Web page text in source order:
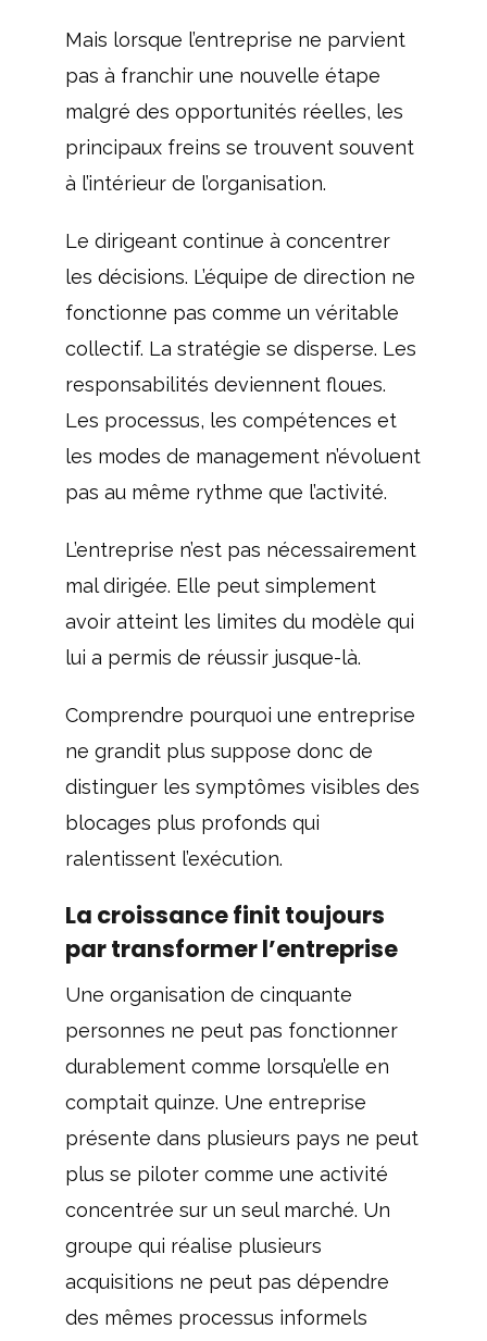
Mais lorsque l’entreprise ne parvient
pas à franchir une nouvelle étape
malgré des opportunités réelles, les
principaux freins se trouvent souvent
à l’intérieur de l’organisation.
Le dirigeant continue à concentrer
les décisions. L’équipe de direction ne
fonctionne pas comme un véritable
collectif. La stratégie se disperse. Les
responsabilités deviennent floues.
Les processus, les compétences et
les modes de management n’évoluent
pas au même rythme que l’activité.
L’entreprise n’est pas nécessairement
mal dirigée. Elle peut simplement
avoir atteint les limites du modèle qui
lui a permis de réussir jusque-là.
Comprendre pourquoi une entreprise
ne grandit plus suppose donc de
distinguer les symptômes visibles des
blocages plus profonds qui
ralentissent l’exécution.
La croissance finit toujours
par transformer l’entreprise
Une organisation de cinquante
personnes ne peut pas fonctionner
durablement comme lorsqu’elle en
comptait quinze. Une entreprise
présente dans plusieurs pays ne peut
plus se piloter comme une activité
concentrée sur un seul marché. Un
groupe qui réalise plusieurs
acquisitions ne peut pas dépendre
des mêmes processus informels